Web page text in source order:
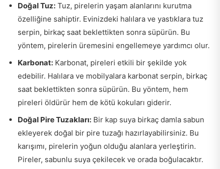
Doğal Tuz: Tuz, pirelerin yaşam alanlarını kurutma
özelliğine sahiptir. Evinizdeki halılara ve yastıklara tuz
serpin, birkaç saat beklettikten sonra süpürün. Bu
yöntem, pirelerin üremesini engellemeye yardımcı olur.
Karbonat: Karbonat, pireleri etkili bir şekilde yok
edebilir. Halılara ve mobilyalara karbonat serpin, birkaç
saat beklettikten sonra süpürün. Bu yöntem, hem
pireleri öldürür hem de kötü kokuları giderir.
Doğal Pire Tuzakları: Bir kap suya birkaç damla sabun
ekleyerek doğal bir pire tuzağı hazırlayabilirsiniz. Bu
karışımı, pirelerin yoğun olduğu alanlara yerleştirin.
Pireler, sabunlu suya çekilecek ve orada boğulacaktır.